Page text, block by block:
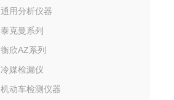
通用分析仪器
泰克曼系列
衡欣AZ系列
冷媒检漏仪
机动车检测仪器